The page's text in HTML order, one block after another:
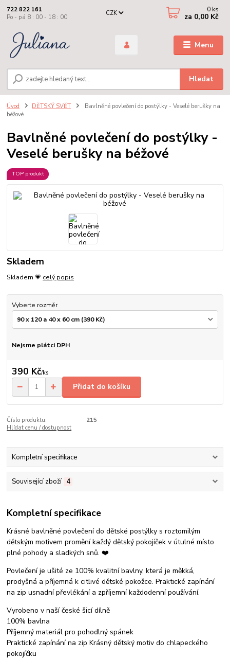
Menu
CZK
Hledat
722 822 161
Po - pá 8 : 00 - 18 : 00
0 ks
za 0,00 Kč
Úvod DĚTSKÝ SVĚT
Bavlněné povlečení do postýlky - Veselé berušky na
béžové
Bavlněné povlečení do postýlky -
Veselé berušky na béžové
TOP produkt
Skladem
Skladem 💗 celý popis
Vyberte rozměr
Nejsme plátci DPH
390 Kč/ks
Přidat do košíku
Číslo produktu:
215
Hlídat cenu / dostupnost
Kompletní specifikace
Související zboží 4
Kompletní specifikace
Krásné bavlněné povlečení do dětské postýlky s roztomilým
dětským motivem promění každý dětský pokojíček v útulné místo
plné pohody a sladkých snů. ❤️
Povlečení je ušité ze 100% kvalitní bavlny, která je měkká,
prodyšná a příjemná k citlivé dětské pokožce. Praktické zapínání
na zip usnadní převlékání a zpříjemní každodenní používání.
Vyrobeno v naší české šicí dílně
100% bavlna
Příjemný materiál pro pohodlný spánek
Praktické zapínání na zip Krásný dětský motiv do chlapeckého
pokojíčku